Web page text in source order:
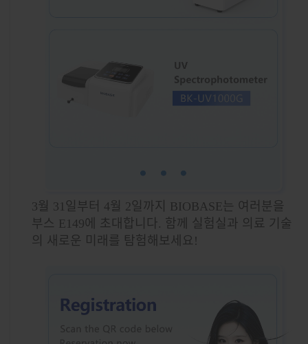
3월 31일부터 4월 2일까지 BIOBASE는 여러분을
부스 E149에 초대합니다. 함께 실험실과 의료 기술
의 새로운 미래를 탐험해보세요!